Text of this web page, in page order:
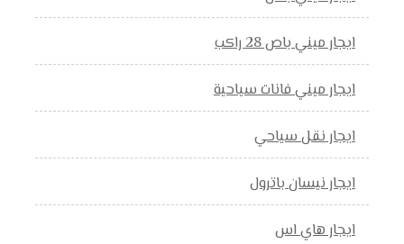
ايجار ميني باص 28 راكب
ايجار ميني فانات سياحية
ايجار نقل سياحي
ايجار نيسان باترول
ايجار هاي اس